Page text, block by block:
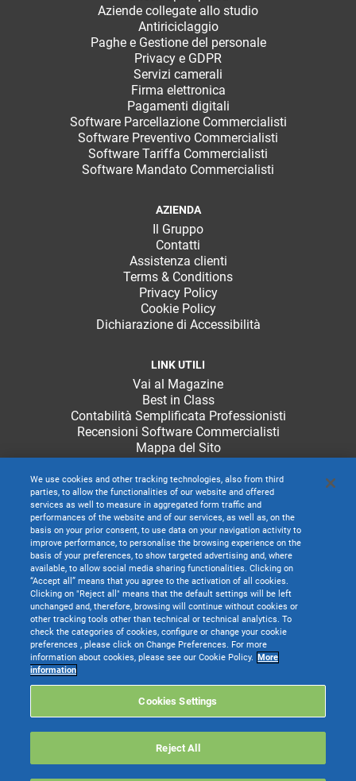
Aziende collegate allo studio
Antiriciclaggio
Paghe e Gestione del personale
Privacy e GDPR
Servizi camerali
Firma elettronica
Pagamenti digitali
Software Parcellazione Commercialisti
Software Preventivo Commercialisti
Software Tariffa Commercialisti
Software Mandato Commercialisti
AZIENDA
Il Gruppo
Contatti
Assistenza clienti
Terms & Conditions
Privacy Policy
Cookie Policy
Dichiarazione di Accessibilità
LINK UTILI
Vai al Magazine
Best in Class
Contabilità Semplificata Professionisti
Recensioni Software Commercialisti
Mappa del Sito
TeamSystem S.p.A. società con socio unico soggetta all’attività di direzione e
coordinamento di TeamSystem Holdco S.p.A. - Cap. Soc. € 24.000.000 I.v. -
C.C.I.A.A. delle Marche - P.I. 01035310414
Websolute
We use cookies and other tracking technologies, also from third
parties, to allow the functionalities of our website and offered
services as well to measure in aggregated form traffic and
performances of the website and of our services, as well as, on the
basis on your prior consent, to use data on your navigation activity to
improve performance, to personalise the browsing experience on the
basis of your preferences, to show targeted advertising and, where
available, to allow social media sharing functionalities. Clicking on
“Accept all” means that you agree to the activation of all cookies.
Clicking on "Reject all" means that the default settings will be left
unchanged and, therefore, browsing will continue without cookies or
other tracking tools other than technical or technical analytics. To
check the categories of cookies, configure or change your cookie
preferences , please click on Change Preferences. For more
information about cookies, please see our Cookie Policy. More
information
Cookies Settings
Reject All